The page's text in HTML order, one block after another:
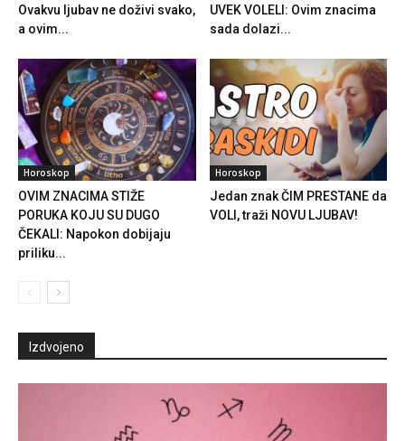
Ovakvu ljubav ne doživi svako,
a ovim...
UVEK VOLELI: Ovim znacima
sada dolazi...
Horoskop
OVIM ZNACIMA STIŽE
PORUKA KOJU SU DUGO
ČEKALI: Napokon dobijaju
priliku...
Horoskop
Jedan znak ČIM PRESTANE da
VOLI, traži NOVU LJUBAV!
Izdvojeno